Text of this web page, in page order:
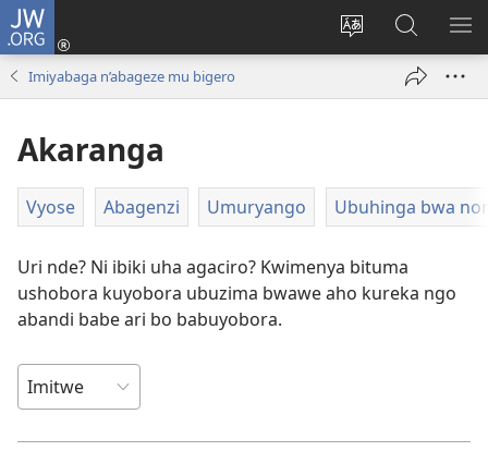
JW.ORG
Hindura
ururimi
Injira
(opens
muri
JW.ORG
Imiyabaga n’abageze mu bigero
Akaranga
Vyose Abagenzi Umuryango Ubuhinga bwa
Uri nde? Ni ibiki uha agaciro? Kwimenya bituma
ushobora kuyobora ubuzima bwawe aho kureka ngo
abandi babe ari bo babuyobora.